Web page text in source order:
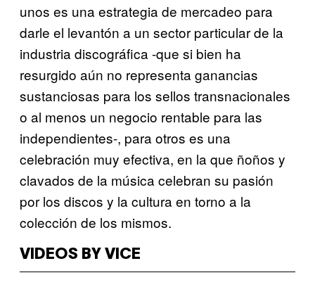
unos es una estrategia de mercadeo para
darle el levantón a un sector particular de la
industria discográfica -que si bien ha
resurgido aún no representa ganancias
sustanciosas para los sellos transnacionales
o al menos un negocio rentable para las
independientes-, para otros es una
celebración muy efectiva, en la que ñoños y
clavados de la música celebran su pasión
por los discos y la cultura en torno a la
colección de los mismos.
VIDEOS BY VICE